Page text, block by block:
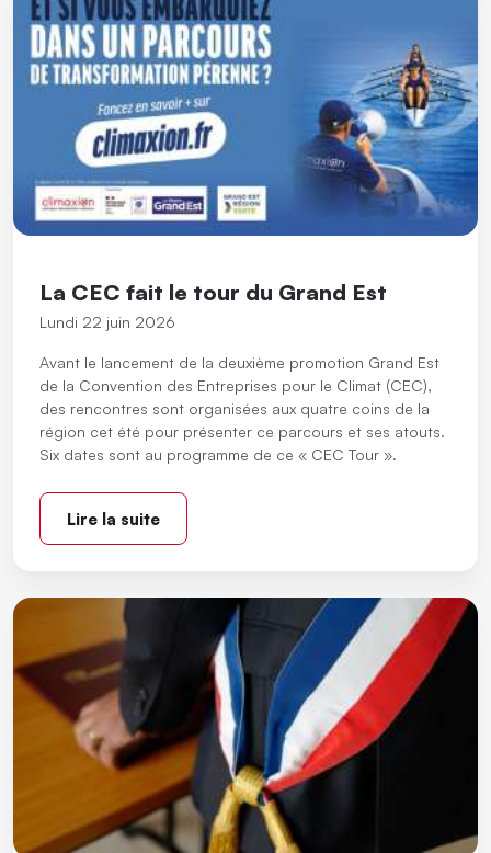
La CEC fait le tour du Grand Est
Lundi 22 juin 2026
Avant le lancement de la deuxième promotion Grand Est
de la Convention des Entreprises pour le Climat (CEC),
des rencontres sont organisées aux quatre coins de la
région cet été pour présenter ce parcours et ses atouts.
Six dates sont au programme de ce « CEC Tour ».
Lire la suite